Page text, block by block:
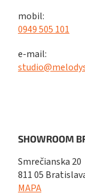
mobil:
0949 505 101
e-mail:
SHOWROOM
Smrečianska 20
811 05
MAPA